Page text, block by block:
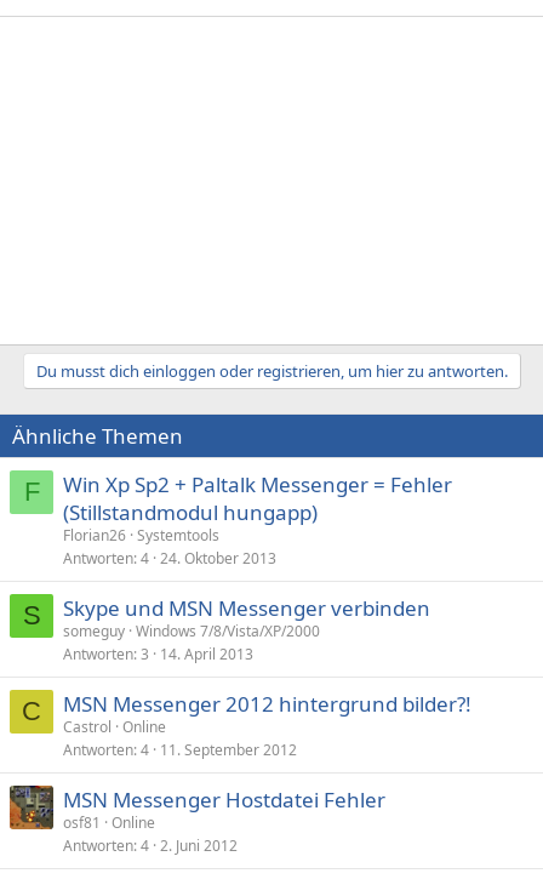
Du musst dich einloggen oder registrieren, um hier zu antworten.
Ähnliche Themen
F
Win Xp Sp2 + Paltalk Messenger = Fehler
(Stillstandmodul hungapp)
Florian26 Systemtools
Antworten 4 24. Oktober 2013
S Skype und MSN Messenger verbinden
someguy Windows 7/8/Vista/XP/2000
Antworten 3 14. April 2013
C MSN Messenger 2012 hintergrund bilder?!
Castrol Online
Antworten 4 11. September 2012
MSN Messenger Hostdatei Fehler
osf81
Online
Antworten 4 2. Juni 2012